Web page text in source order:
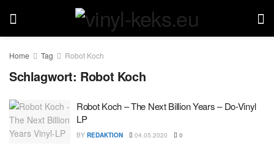
Home Tag Robot Koch
Schlagwort: Robot Koch
Robot Koch – The Next Billion Years – Do-Vinyl
LP
BY REDAKTION 04.05.2020 0